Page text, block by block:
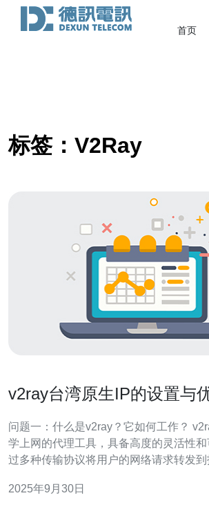
首页
标签：V2Ray
v2ray台湾原生IP的设置与
问题一：什么是v2ray？它如何工作？
学上网的代理工具，具备高度的灵活性
过多种传输协议将用户的网络请求转发
TCP等）。通过v2ray，用户可以实现对
2025年9月30日